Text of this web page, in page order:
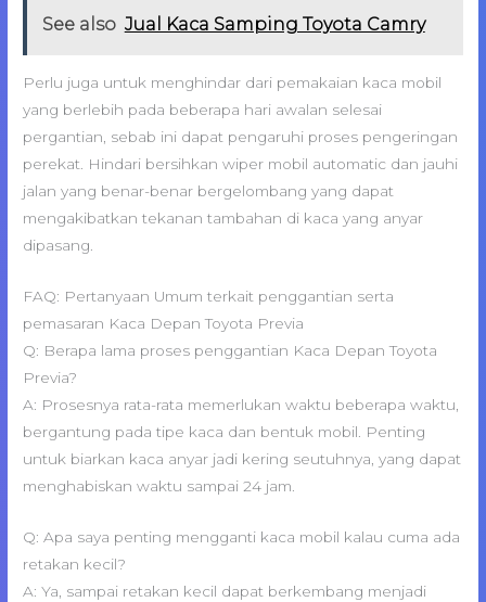
See also Jual Kaca Samping Toyota Camry
Perlu juga untuk menghindar dari pemakaian kaca mobil
yang berlebih pada beberapa hari awalan selesai
pergantian, sebab ini dapat pengaruhi proses pengeringan
perekat. Hindari bersihkan wiper mobil automatic dan jauhi
jalan yang benar-benar bergelombang yang dapat
mengakibatkan tekanan tambahan di kaca yang anyar
dipasang.
FAQ: Pertanyaan Umum terkait penggantian serta
pemasaran Kaca Depan Toyota Previa
Q: Berapa lama proses penggantian Kaca Depan Toyota
Previa?
A: Prosesnya rata-rata memerlukan waktu beberapa waktu,
bergantung pada tipe kaca dan bentuk mobil. Penting
untuk biarkan kaca anyar jadi kering seutuhnya, yang dapat
menghabiskan waktu sampai 24 jam.
Q: Apa saya penting mengganti kaca mobil kalau cuma ada
retakan kecil?
A: Ya, sampai retakan kecil dapat berkembang menjadi